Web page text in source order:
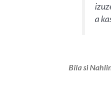
a
Bila si